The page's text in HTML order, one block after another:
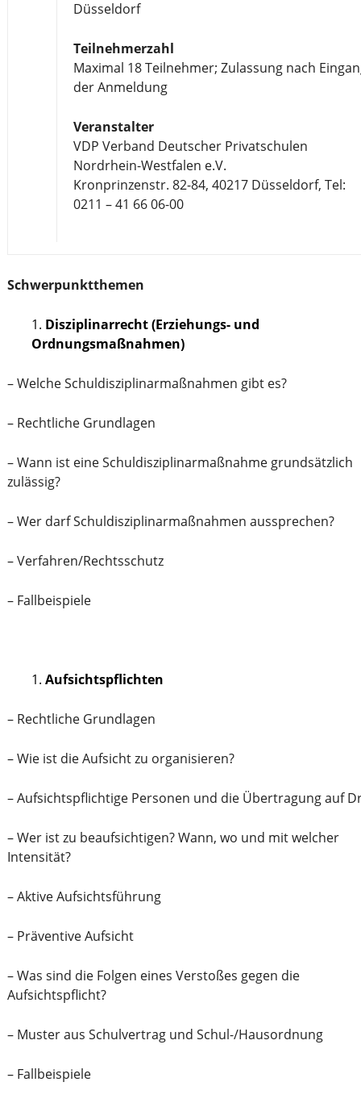
Düsseldorf
Teilnehmerzahl
Maximal 18 Teilnehmer; Zulassung nach
der Anmeldung
Veranstalter
VDP Verband Deutscher Privatschulen
Nordrhein-Westfalen e.V.
Kronprinzenstr. 82-84, 40217 Düsseldorf, Tel:
0211 – 41 66 06-00
Schwerpunktthemen
Disziplinarrecht (Erziehungs- und
Ordnungsmaßnahmen)
– Welche Schuldisziplinarmaßnahmen gibt es?
– Rechtliche Grundlagen
– Wann ist eine Schuldisziplinarmaßnahme grundsätzlich
zulässig?
– Wer darf Schuldisziplinarmaßnahmen aussprechen?
– Verfahren/Rechtsschutz
– Fallbeispiele
Aufsichtspflichten
– Rechtliche Grundlagen
– Wie ist die Aufsicht zu organisieren?
– Aufsichtspflichtige Personen und die Übertragung auf
– Wer ist zu beaufsichtigen? Wann, wo und mit welcher
Intensität?
– Aktive Aufsichtsführung
– Präventive Aufsicht
– Was sind die Folgen eines Verstoßes gegen die
Aufsichtspflicht?
– Muster aus Schulvertrag und Schul-/Hausordnung
– Fallbeispiele